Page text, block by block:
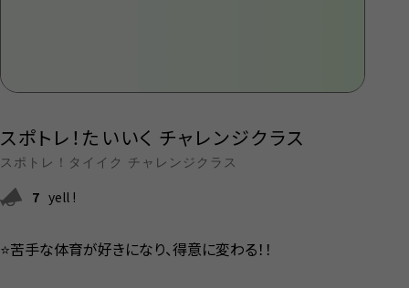
スポトレ！たいいく チャレンジクラス
スポトレ！タイイク チャレンジクラス
7 yell !
⭐️苦手な体育が好きになり、得意に変わる！！